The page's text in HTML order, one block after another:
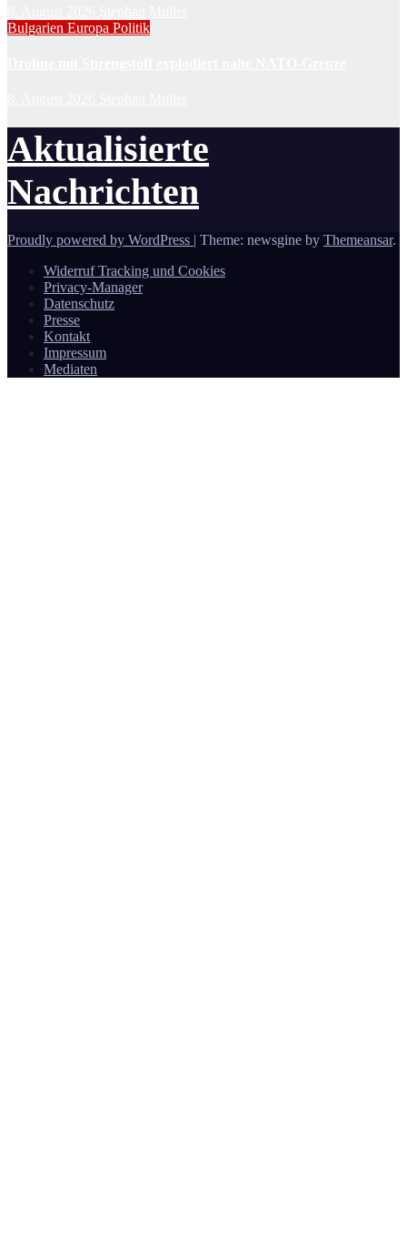
Bulgarien Europa Politik
Aktualisierte
Nachrichten
Proudly powered by WordPress | Theme: newsgine by Themeansar.
Widerruf Tracking und Cookies
Privacy-Manager
Datenschutz
Presse
Kontakt
Impressum
Mediaten